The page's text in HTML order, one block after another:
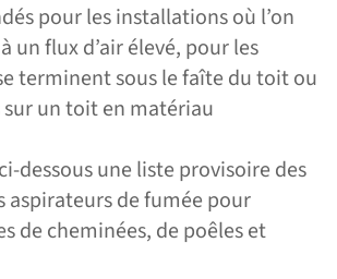
pour les installations où l’on
un flux d’air élevé, pour les
terminent sous le faîte du toit ou
un toit en matériau
dessous une liste provisoire des
aspirateurs de fumée pour
de cheminées, de poêles et